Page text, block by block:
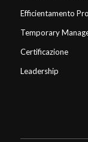
Efficientamento
Temporary
Certificazione
Leadership